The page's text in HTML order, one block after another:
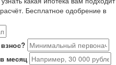
Бесплатное одобрение в
месяц